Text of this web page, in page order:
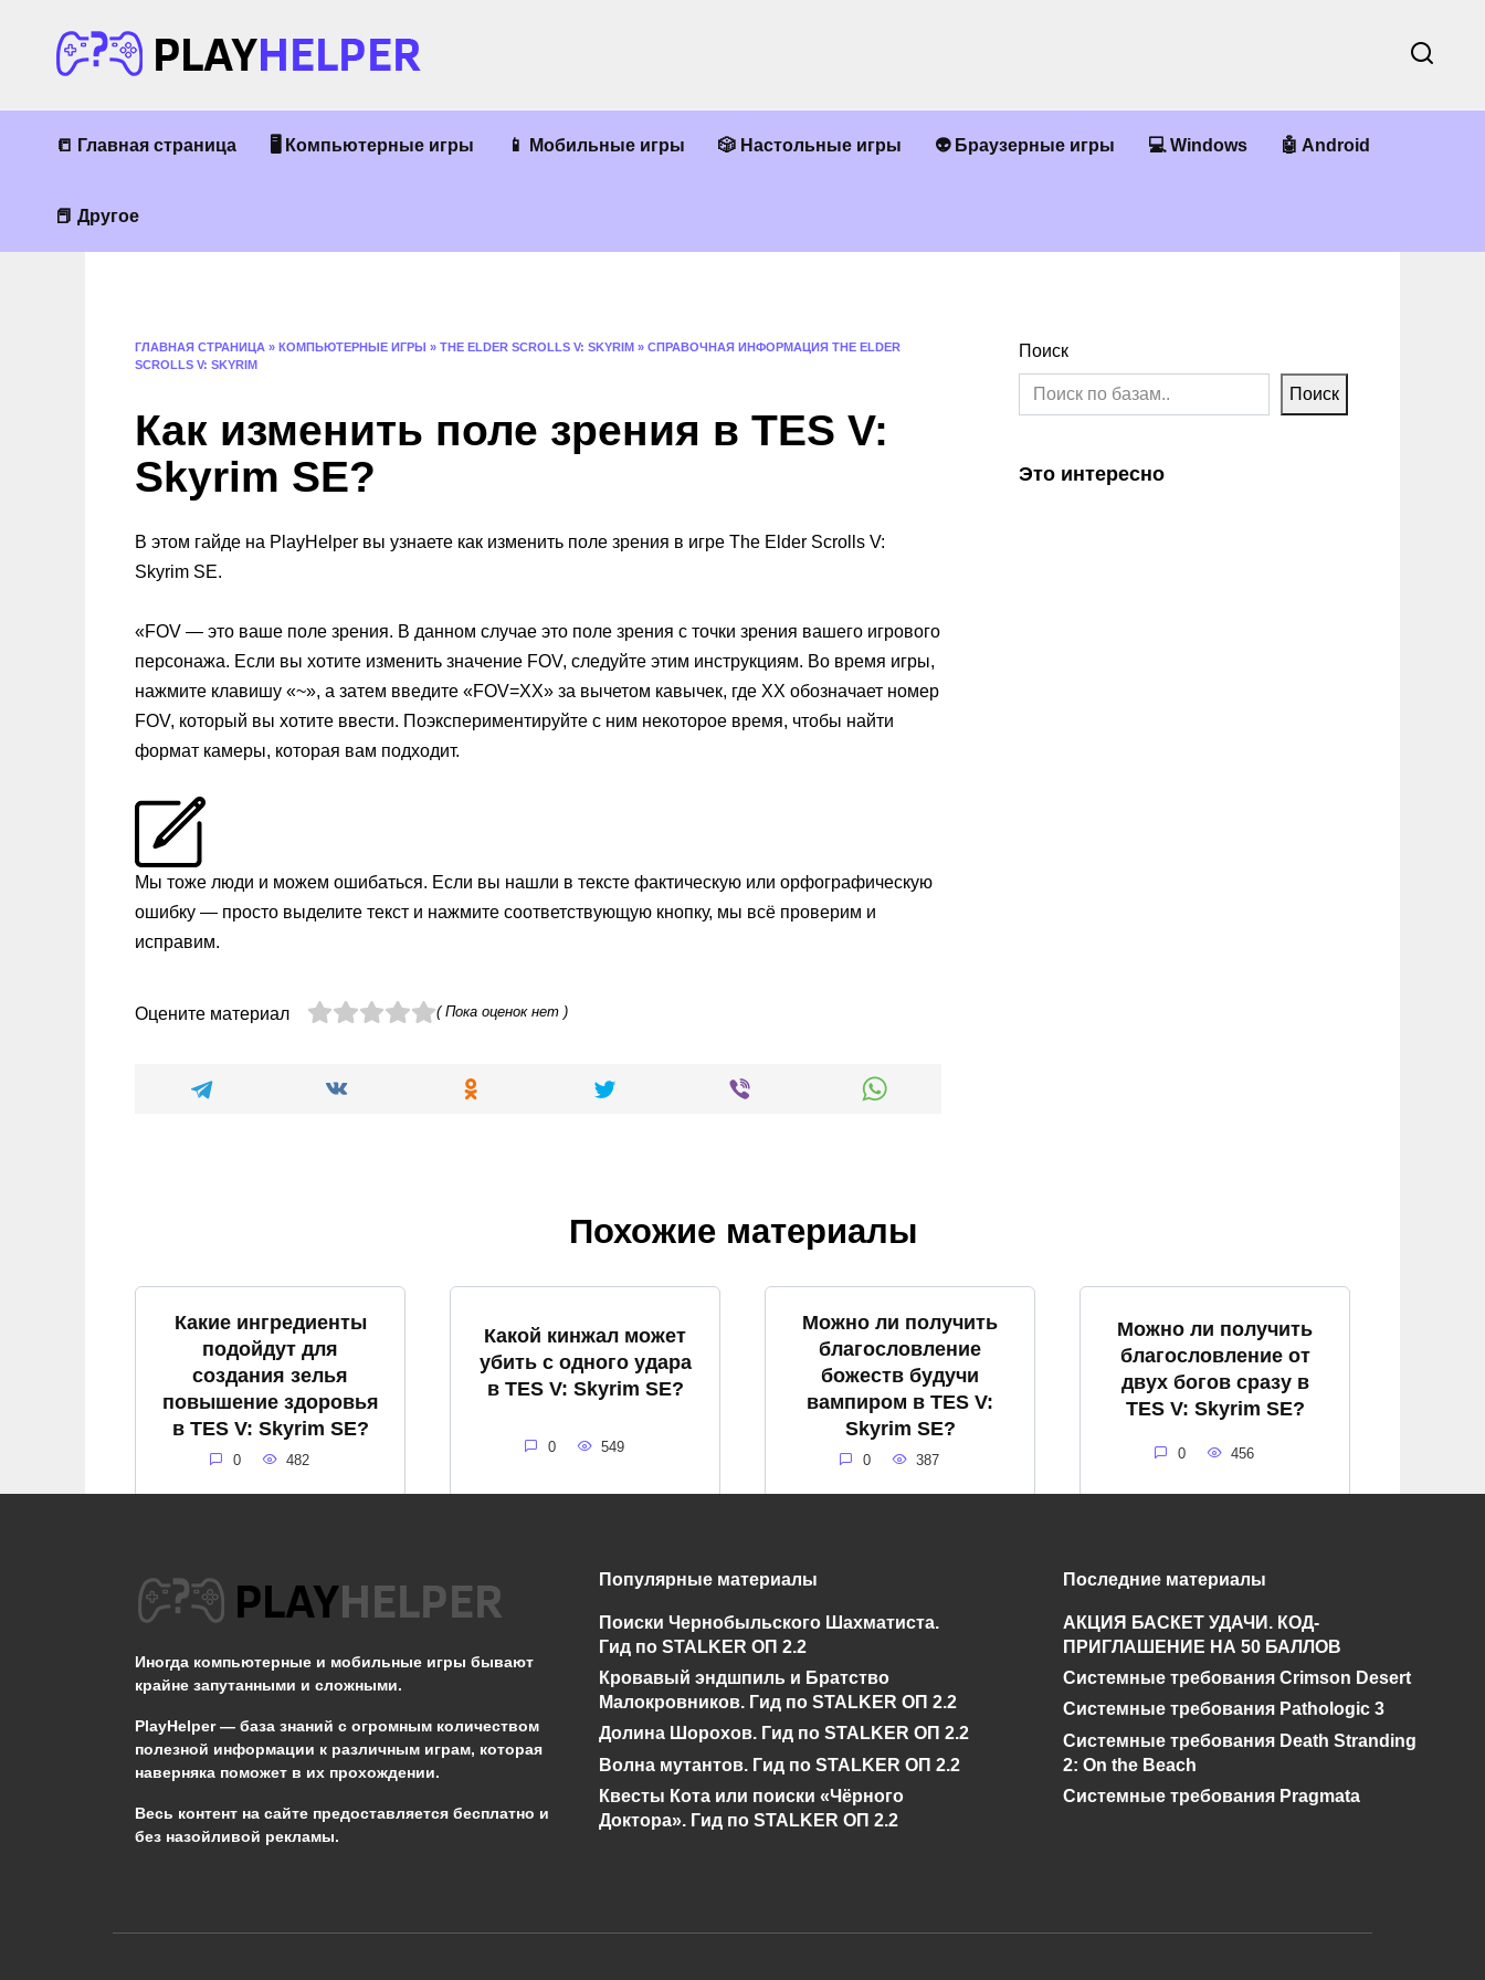
содержанию
📒 Главная страница 🖥 Компьютерные игры 📱 Мобильные игры 🎲 Настольные игры 👽 Браузерные игры 💻 Windows 🤖 Android
📕 Другое
ГЛАВНАЯ СТРАНИЦА » КОМПЬЮТЕРНЫЕ ИГРЫ » THE ELDER SCROLLS V: SKYRIM » СПРАВОЧНАЯ ИНФОРМАЦИЯ THE ELDER
SCROLLS V: SKYRIM
Как изменить поле зрения в TES V:
Skyrim SE?
В этом гайде на PlayHelper вы узнаете как изменить поле зрения в игре The Elder Scrolls V:
Skyrim SE.
«FOV — это ваше поле зрения. В данном случае это поле зрения с точки зрения вашего игрового
персонажа. Если вы хотите изменить значение FOV, следуйте этим инструкциям. Во время игры,
нажмите клавишу «~», а затем введите «FOV=XX» за вычетом кавычек, где XX обозначает номер
FOV, который вы хотите ввести. Поэкспериментируйте с ним некоторое время, чтобы найти
формат камеры, которая вам подходит.
Мы тоже люди и можем ошибаться. Если вы нашли в тексте фактическую или орфографическую
ошибку — просто выделите текст и нажмите соответствующую кнопку, мы всё проверим и
исправим.
Оцените материал ( Пока оценок нет )
Поиск
Поиск
Это интересно
Похожие материалы
Какие ингредиенты
подойдут для
создания зелья
повышение здоровья
в TES V: Skyrim SE?
0 482
Какой кинжал может
убить с одного удара
в TES V: Skyrim SE?
0 549
Можно ли получить
благословление
божеств будучи
вампиром в TES V:
Skyrim SE?
0 387
Можно ли получить
благословление от
двух богов сразу в
TES V: Skyrim SE?
0 456
Можно ли взять
благословение двух
TES V: Skyrim SE?
0 519
Где найти камни
хранители в TES V:
Skyrim SE?
548
Сколько всего камней
хранителей в TES V:
0
Как получить
зачарование в TES V:
Skyrim SE?
0 574
Иногда компьютерные и мобильные игры бывают
крайне запутанными и сложными.
PlayHelper — база знаний с огромным количеством
полезной информации к различным играм, которая
наверняка поможет в их прохождении.
Весь контент на сайте предоставляется бесплатно и
без назойливой рекламы.
Популярные материалы
Поиски Чернобыльского Шахматиста.
Гид по STALKER ОП 2.2
Кровавый эндшпиль и Братство
Малокровников. Гид по STALKER ОП 2.2
Долина Шорохов. Гид по STALKER ОП 2.2
Волна мутантов. Гид по STALKER ОП 2.2
Квесты Кота или поиски «Чёрного
Доктора». Гид по STALKER ОП 2.2
Последние материалы
АКЦИЯ БАСКЕТ УДАЧИ. КОД-
ПРИГЛАШЕНИЕ НА 50 БАЛЛОВ
Системные требования Crimson Desert
Системные требования Pathologic 3
Системные требования Death Stranding
2: On the Beach
Системные требования Pragmata
Сообщить об ошибке